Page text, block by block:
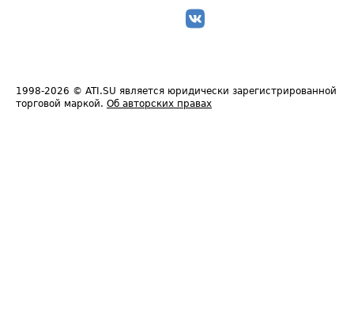
1998-2026 © ATI.SU является юридически зарегистрированной
торговой маркой. Об авторских правах